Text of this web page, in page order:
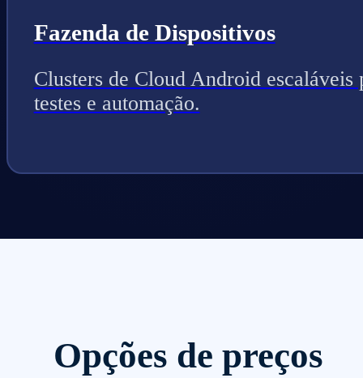
Fazenda de Dispositivos
Clusters de Cloud Android escaláveis
testes e automação.
Opções de preços